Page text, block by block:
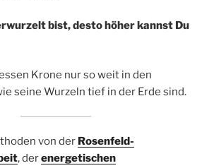
bist, desto höher kannst Du
Krone nur so weit in den
seine Wurzeln tief in der Erde sind.
von der Rosenfeld-
, derenergetischen